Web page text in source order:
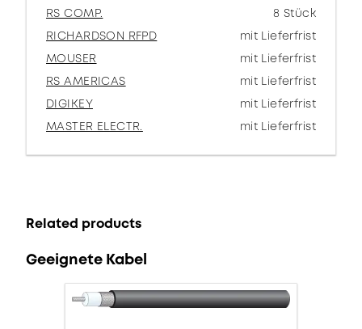
RS COMP.
8 Stück
RICHARDSON RFPD
mit Lieferfrist
MOUSER
mit Lieferfrist
RS AMERICAS
mit Lieferfrist
DIGIKEY
mit Lieferfrist
MASTER ELECTR.
mit Lieferfrist
Related products
Geeignete Kabel